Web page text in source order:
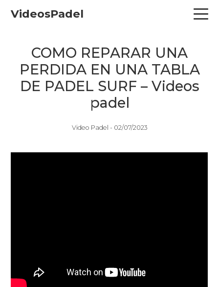
VideosPadel
COMO REPARAR UNA
PERDIDA EN UNA TABLA
DE PADEL SURF – Videos
padel
Video Padel - 02/07/2023